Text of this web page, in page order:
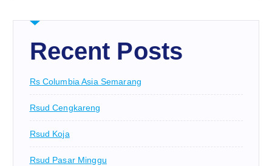
Recent Posts
Rs Columbia Asia Semarang
Rsud Cengkareng
Rsud Koja
Rsud Pasar Minggu